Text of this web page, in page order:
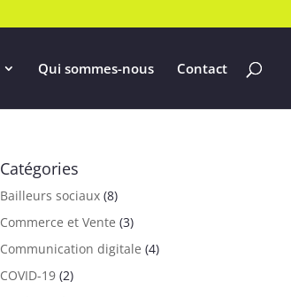
Qui sommes-nous Contact
Catégories
Bailleurs sociaux (8)
Commerce et Vente (3)
Communication digitale (4)
COVID-19 (2)